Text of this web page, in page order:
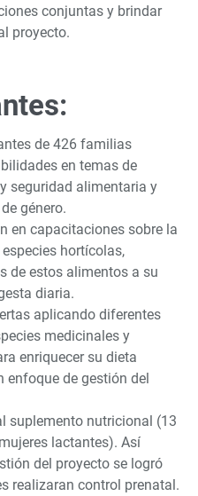
conjuntas y brindar
proyecto.
de 426 familias
en temas de
seguridad alimentaria y
género.
en capacitaciones sobre la
hortícolas,
de estos alimentos a su
diaria.
aplicando diferentes
medicinales y
enriquecer su dieta
enfoque de gestión del
suplemento nutricional (13
lactantes). Así
del proyecto se logró
realizaran control prenatal.